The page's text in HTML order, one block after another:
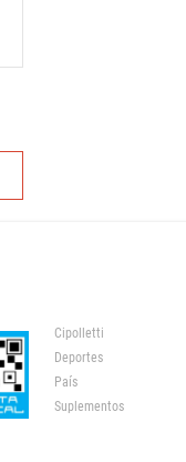
Cipolletti
Deportes
País
Suplementos